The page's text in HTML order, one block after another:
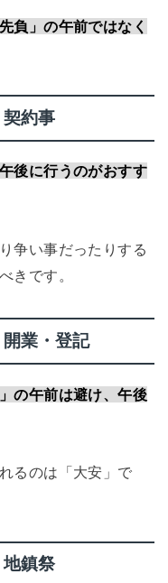
負」の午前ではなく
約事
後に行うのがおすす
争い事だったりする
きです。
業・登記
の午前は避け、午後
るのは「大安」で
鎮祭